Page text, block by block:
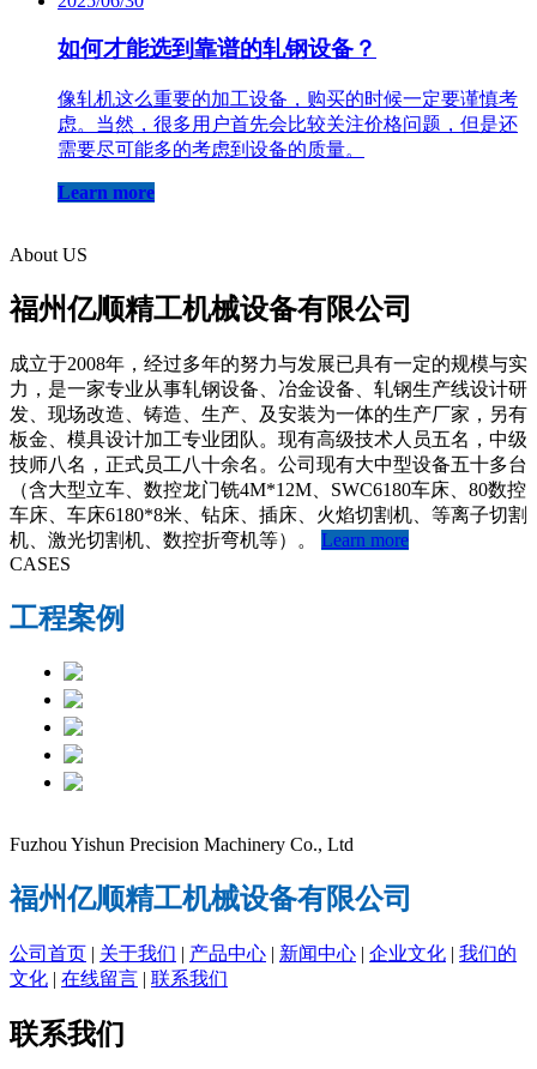
如何才能选到靠谱的轧钢设备？
像轧机这么重要的加工设备，购买的时候一定要谨慎考
虑。当然，很多用户首先会比较关注价格问题，但是还
需要尽可能多的考虑到设备的质量。
Learn more
About US
福州亿顺精工机械设备有限公司
成立于2008年，经过多年的努力与发展已具有一定的规模与实
力，是一家专业从事轧钢设备、冶金设备、轧钢生产线设计研
发、现场改造、铸造、生产、及安装为一体的生产厂家，另有
板金、模具设计加工专业团队。现有高级技术人员五名，中级
技师八名，正式员工八十余名。公司现有大中型设备五十多台
（含大型立车、数控龙门铣4M*12M、SWC6180车床、80数控
车床、车床6180*8米、钻床、插床、火焰切割机、等离子切割
机、激光切割机、数控折弯机等）。 Learn more
CASES
工程案例
Fuzhou Yishun Precision Machinery Co., Ltd
福州亿顺精工机械设备有限公司
公司首页 | 关于我们 | 产品中心 | 新闻中心 | 企业文化 | 我们的
文化 | 在线留言 | 联系我们
联系我们